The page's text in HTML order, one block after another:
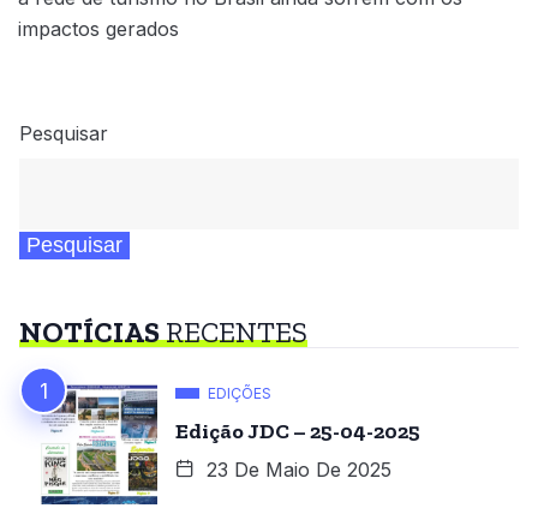
impactos gerados
Pesquisar
Pesquisar
NOTÍCIASRECENTES
EDIÇÕES
Edição JDC – 25-04-2025
23 De Maio De 2025